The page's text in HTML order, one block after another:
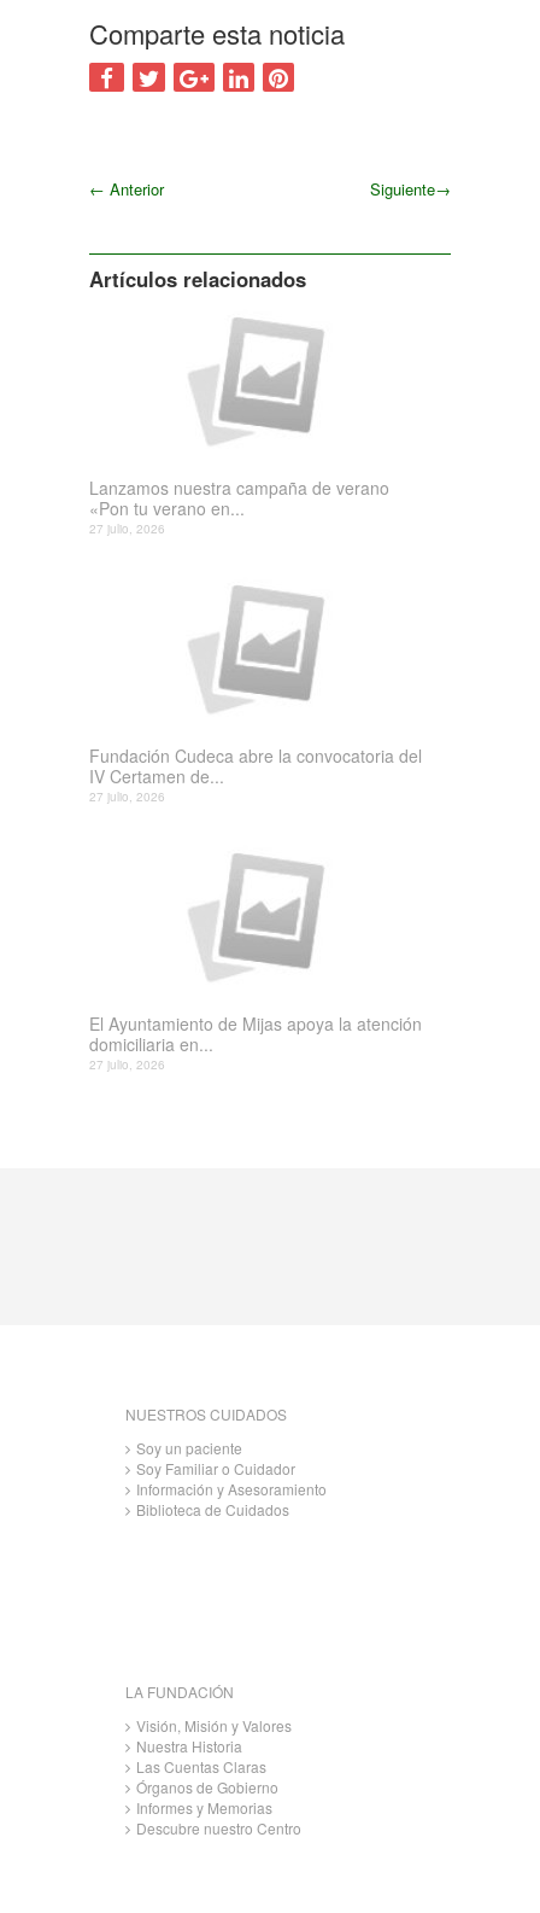
Comparte esta noticia
← Anterior Siguiente→
Artículos relacionados
Lanzamos nuestra campaña de verano
«Pon tu verano en...
27 julio, 2026
Fundación Cudeca abre la convocatoria del
IV Certamen de...
27 julio, 2026
El Ayuntamiento de Mijas apoya la atención
domiciliaria en...
27 julio, 2026
NUESTROS CUIDADOS
Soy un paciente
Soy Familiar o Cuidador
Información y Asesoramiento
Biblioteca de Cuidados
LA FUNDACIÓN
Visión, Misión y Valores
Nuestra Historia
Las Cuentas Claras
Órganos de Gobierno
Informes y Memorias
Descubre nuestro Centro